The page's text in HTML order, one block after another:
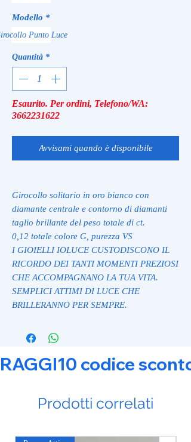
Modello *
Punto Luce
Quantità *
Esaurito. Per ordini, Telefono/WA:
3662231622
Avvisami quando è disponibile
Girocollo solitario in oro bianco con
diamante centrale e contorno di diamanti
taglio brillante del peso totale di ct.
0,12 totale colore G, purezza VS
I GIOIELLI IOLUCE CUSTODISCONO IL
RICORDO DEI TANTI MOMENTI PREZIOSI
CHE ACCOMPAGNANO LA TUA VITA.
SEMPLICI ATTIMI DI LUCE CHE
BRILLERANNO PER SEMPRE.
RAGGI10 codice
Prodotti correlati